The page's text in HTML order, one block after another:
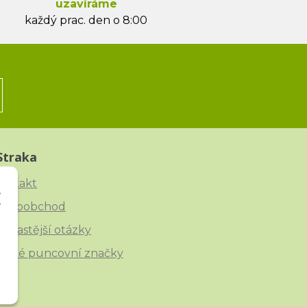
uzavíráme
každý prac. den o 8:00
otázky
puncovní značky